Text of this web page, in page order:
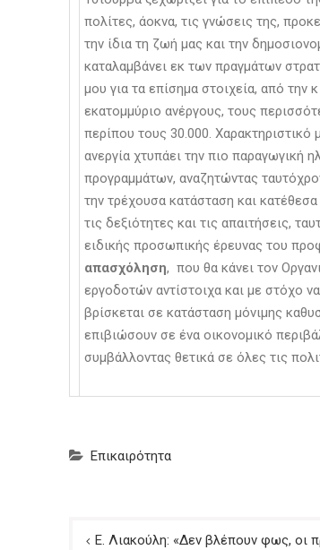
πολίτες, άοκνα, τις γνώσεις της,
την ίδια τη ζωή μας και την
καταλαμβάνει εκ των πραγμάτων
μου για τα επίσημα στοιχεία, από
εκατομμύριο ανέργους, τους
περίπου τους 30.000. Χαρακτηριστικό
ανεργία χτυπάει την πιο παραγωγική
προγραμμάτων, αναζητώντας
την τρέχουσα κατάσταση και
τις δεξιότητες και τις απαιτήσεις,
ειδικής προσωπικής έρευνας του
απασχόληση, που θα κάνει τον
εργοδοτών αντίστοιχα και με στόχο
βρίσκεται σε κατάσταση μόνιμης
επιβιώσουν σε ένα οικονομικό
συμβάλλοντας θετικά σε όλες τις
Επικαιρότητα
Πλοήγηση
Ε. Λιακούλη: «Δεν βλέπουν φως, οι